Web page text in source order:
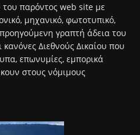
του παρόντος web site με
μηχανικό, φωτοτυπικό,
γραπτή άδεια του
Διεθνούς Δικαίου που
επωνυμίες, εμπορικά
στους νόμιμους